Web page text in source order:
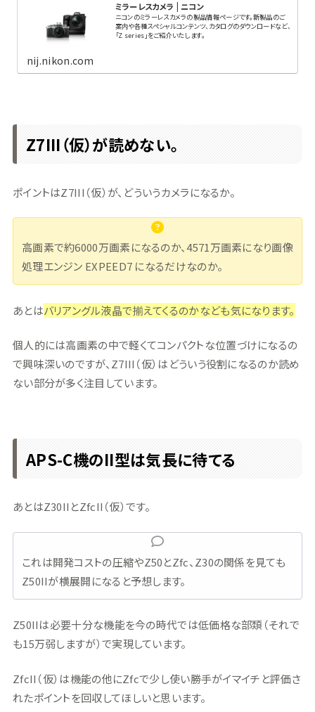
ミラーレスカメラ | ニコン
ニコンのミラーレスカメラの製品情報ページです。新製品のご
案内や各種スペシャルコンテンツ、カタログのダウンロードなど、
「Z series」をご紹介いたします。
nij.nikon.com
Z7III（仮）が読めない。
ポイントはZ7III（仮）が、どういうカメラになるか。
高画素で約6000万画素になるのか、4571万画素になり画像
処理エンジン EXPEED7 になるだけなのか。
あとはバリアングル液晶で揃えてくるのかなども気になります。
個人的には高画素の中で軽くてコンパクトな位置づけになるの
で興味深いのですが、Z7III（仮）はどういう役割になるのか読め
ない部分が多く注目しています。
APS-C機のII型は気長に待てる
あとはZ30IIとZfcII（仮）です。
これは開発コストの圧縮やZ50とZfc、Z30の関係を見ても
Z50IIが横展開になると予想します。
Z50IIは必要十分な機能を今の時代では低価格な部類（それで
も15万弱しますが）で実現しています。
ZfcII（仮）は機能の他にZfcで少し使い勝手がイマイチと評価さ
れたポイントを回収してほしいと思います。